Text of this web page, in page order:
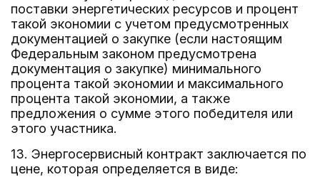
поставки энергетических ресурсов и процент
такой экономии с учетом предусмотренных
документацией о закупке (если настоящим
Федеральным законом предусмотрена
документация о закупке) минимального
процента такой экономии и максимального
процента такой экономии, а также
предложения о сумме этого победителя или
этого участника.
13. Энергосервисный контракт заключается по
цене, которая определяется в виде: